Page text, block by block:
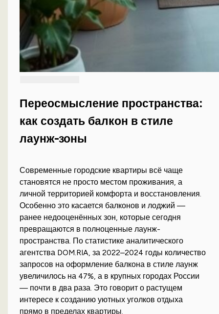
Переосмысление пространства:
как создать балкон в стиле
лаунж-зоны
Современные городские квартиры всё чаще
становятся не просто местом проживания, а
личной территорией комфорта и восстановления.
Особенно это касается балконов и лоджий —
ранее недооценённых зон, которые сегодня
превращаются в полноценные лаунж-
пространства. По статистике аналитического
агентства DOM.RIA, за 2022–2024 годы количество
запросов на оформление балкона в стиле лаунж
увеличилось на 47%, а в крупных городах России
— почти в два раза. Это говорит о растущем
интересе к созданию уютных уголков отдыха
прямо в пределах квартиры.